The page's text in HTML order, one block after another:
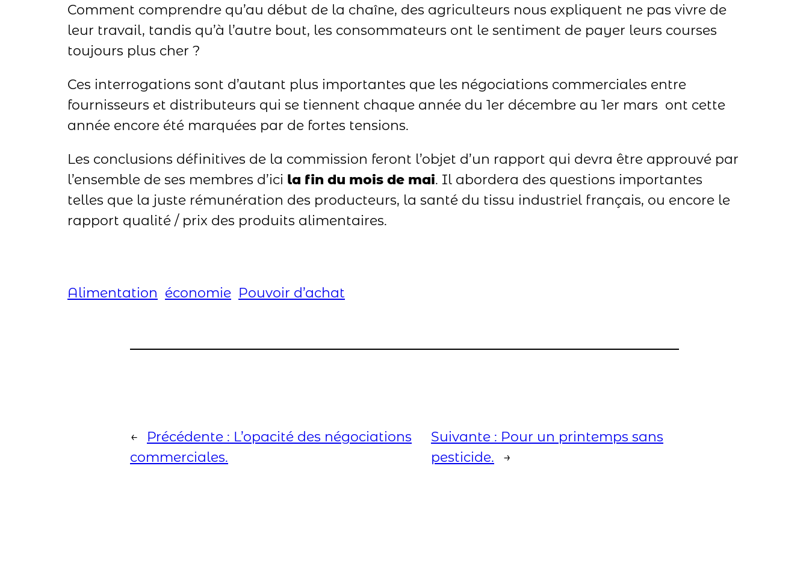
Comment comprendre qu’au début de la chaîne, des agriculteurs nous expliquent ne pas vivre de
leur travail, tandis qu’à l’autre bout, les consommateurs ont le sentiment de payer leurs courses
toujours plus cher ?
Ces interrogations sont d’autant plus importantes que les négociations commerciales entre
fournisseurs et distributeurs qui se tiennent chaque année du 1er décembre au 1er mars ont cette
année encore été marquées par de fortes tensions.
Les conclusions définitives de la commission feront l’objet d’un rapport qui devra être approuvé par
l’ensemble de ses membres d’ici la fin du mois de mai. Il abordera des questions importantes
telles que la juste rémunération des producteurs, la santé du tissu industriel français, ou encore le
rapport qualité / prix des produits alimentaires.
Alimentation économie Pouvoir d’achat
← Précédente : L’opacité des négociations
commerciales.
Suivante : Pour un printemps sans
pesticide.
→